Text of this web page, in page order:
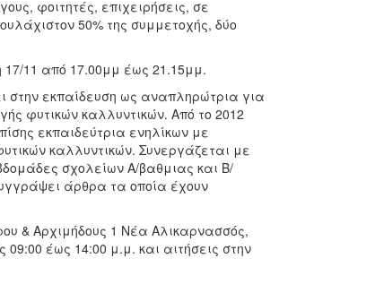
φοιτητές, επιχειρήσεις, σε
50% της συμμετοχής, δύο
11 από 17.00μμ έως 21.15μμ.
στην εκπαίδευση ως αναπληρώτρια για
φυτικών καλλυντικών. Από το 2012
εκπαιδεύτρια ενηλίκων με
καλλυντικών. Συνεργάζεται με
σχολείων Α/βαθμιας και Β/
άρθρα τα οποία έχουν
& Αρχιμήδους 1 Νέα Αλικαρνασσός,
έως 14:00 μ.μ. και αιτήσεις στην